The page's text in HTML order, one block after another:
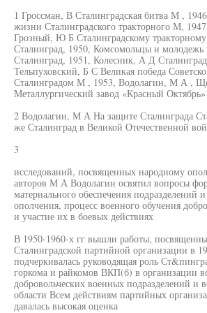
1 Гроссман, В Сталинградская битва М ,
жизни Сталинградского тракторного М,
Грозный, Ю Б Сталинградскому тракторному
Сталинград, 1950, Комсомольцы и молодежь
Сталинград, 1951, Колесник, А Д
Тельпуховский, Б С Великая победа
Сталинградом М , 1953, Водолагин, М А ,
Металлургический завод «Красный
2 Водолагин, М А На защите Сталинграда
же Сталинград в Великой Отечественной
3
исследований, посвященных народному
авторов М А Водолагин освятил вопросы
материального обеспечения подразделений
ополчения, процесс военного обучения
и участие их в боевых действиях
В 1950-1960-х гг вышли работы,
Сталинградской партийной организации в
подчеркивалась руководящая роль
горкома и райкомов ВКП(б) в организации
добровольческих военных подразделений и
области Всем действиям партийных
давалась высокая оценка